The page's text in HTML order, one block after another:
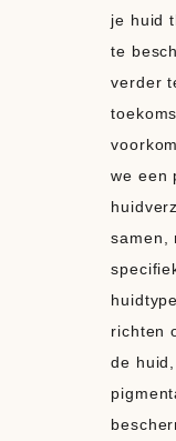
je huid
te
verder
we een
samen,
richten
de